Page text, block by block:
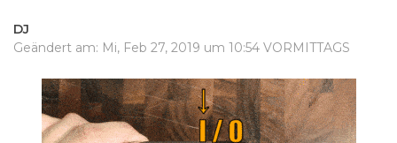
DJ
Geändert am: Mi, Feb 27, 2019 um 10:54 VORMITTAGS